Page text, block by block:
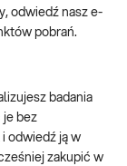
odwiedź nasz e-
pobrań.
badania
je bez
odwiedź ją w
zakupić w